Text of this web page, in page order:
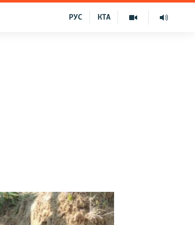
КТА
РУС